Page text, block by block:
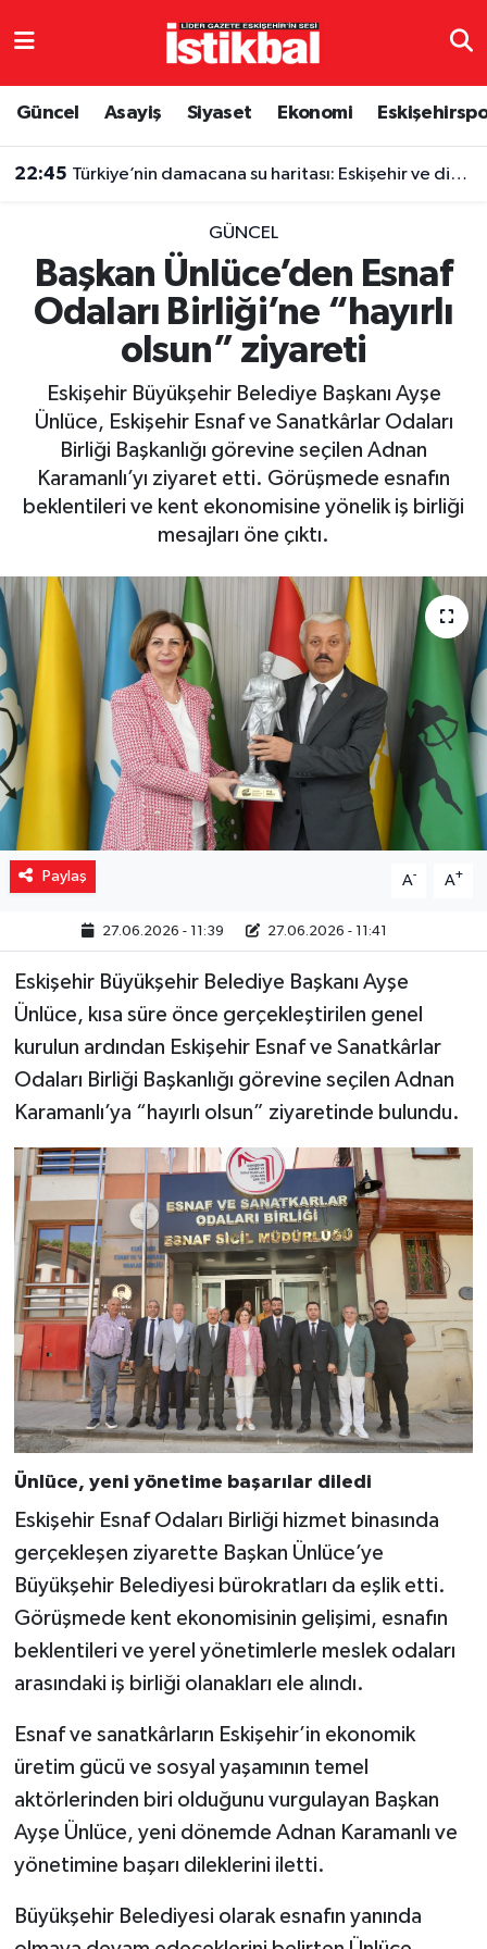
Güncel Asayiş Siyaset Ekonomi
22:45 Türkiye’nin damacana su haritası: Eskişehir ve diğer illerde fiyatlar ne kadar?
GÜNCEL
Başkan Ünlüce’den Esnaf
Odaları Birliği’ne “hayırlı
olsun” ziyareti
Eskişehir Büyükşehir Belediye Başkanı Ayşe
Ünlüce, Eskişehir Esnaf ve Sanatkârlar Odaları
Birliği Başkanlığı görevine seçilen Adnan
Karamanlı’yı ziyaret etti. Görüşmede esnafın
beklentileri ve kent ekonomisine yönelik iş birliği
mesajları öne çıktı.
Paylaş A- A+
27.06.2026 - 11:39 27.06.2026 - 11:41
Eskişehir Büyükşehir Belediye Başkanı Ayşe
Ünlüce, kısa süre önce gerçekleştirilen genel
kurulun ardından Eskişehir Esnaf ve Sanatkârlar
Odaları Birliği Başkanlığı görevine seçilen Adnan
Karamanlı’ya “hayırlı olsun” ziyaretinde bulundu.
Ünlüce, yeni yönetime başarılar diledi
Eskişehir Esnaf Odaları Birliği hizmet binasında
gerçekleşen ziyarette Başkan Ünlüce’ye
Büyükşehir Belediyesi bürokratları da eşlik etti.
Görüşmede kent ekonomisinin gelişimi, esnafın
beklentileri ve yerel yönetimlerle meslek odaları
arasındaki iş birliği olanakları ele alındı.
Esnaf ve sanatkârların Eskişehir’in ekonomik
üretim gücü ve sosyal yaşamının temel
aktörlerinden biri olduğunu vurgulayan Başkan
Ayşe Ünlüce, yeni dönemde Adnan Karamanlı ve
yönetimine başarı dileklerini iletti.
Büyükşehir Belediyesi olarak esnafın yanında
Eskişehirspor
Spor
Ekonomi
Sağlık
Resmi ilanlar
Eskişehir Nöbetçi Eczaneler
Eskişehir Trafik Yoğunluk Haritası
TFF 3.Lig 4.Grup Puan Durumu ve Fikstür
Tüm Manşetler
Son Dakika Haberleri
Haber Arşivi